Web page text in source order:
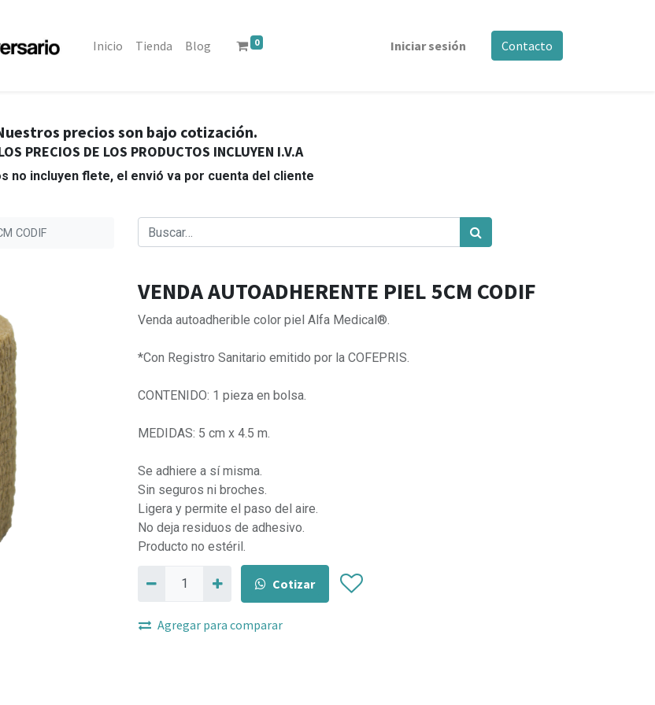
Inicio Tienda Blog 0 Iniciar sesión Contacto
precios son bajo cotización.
PRECIOS DE LOS PRODUCTOS INCLUYEN I.V.A
no incluyen flete, el envió va por cuenta del cliente
CODIF
VENDA AUTOADHERENTE PIEL 5CM CODIF
Venda autoadherible color piel Alfa Medical®.
*Con Registro Sanitario emitido por la COFEPRIS.
CONTENIDO: 1 pieza en bolsa.
MEDIDAS: 5 cm x 4.5 m.
Se adhiere a sí misma.
Sin seguros ni broches.
Ligera y permite el paso del aire.
No deja residuos de adhesivo.
Producto no estéril.
Cotizar
Agregar para comparar